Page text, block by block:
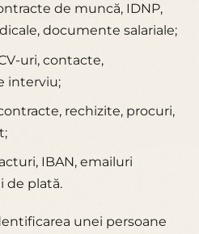
de muncă, IDNP,
documente salariale;
uri, contacte,
interviu;
rechizite, procuri,
IBAN, emailuri
de plată.
unei persoane